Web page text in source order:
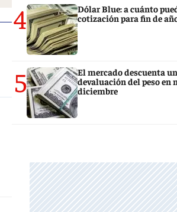
4
Dólar Blue: a cuánto
cotización para fin de
5
El mercado descuenta
devaluación del peso en
diciembre